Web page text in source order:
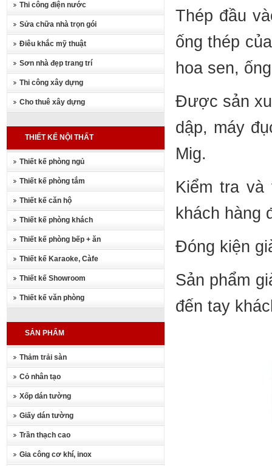
Thi công điện nước
Sửa chữa nhà trọn gói
Điêu khắc mỹ thuật
Sơn nhà đẹp trang trí
Thi công xây dựng
Cho thuê xây dựng
THIẾT KẾ NỘI THẤT
Thiết kế phòng ngủ
Thiết kế phòng tắm
Thiết kế căn hộ
Thiết kế phòng khách
Thiết kế phòng bếp + ăn
Thiết kế Karaoke, Càfe
Thiết kế Showroom
Thiết kế văn phòng
SẢN PHẨM
Thảm trải sàn
Cỏ nhân tạo
Xốp dán tường
Giấy dán tường
Trần thạch cao
Gia công cơ khí, inox
Thép đầu
ống thép
hoa sen,
Được sản
dập, máy
Mig.
Kiểm tra
khách hàng
Đóng kiện
Sản phẩm
đến tay